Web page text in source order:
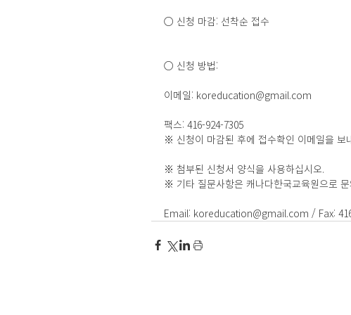
○ 신청 마감: 선착순 접수
○ 신청 방법:
이메일: koreducation@gmail.com
팩스: 416-924-7305
※ 신청이 마감된 후에 접수확인 이메일을 보
※ 첨부된 신청서 양식을 사용하십시오.
※ 기타 질문사항은 캐나다한국교육원으로
Email: koreducation@gmail.com / Fax: